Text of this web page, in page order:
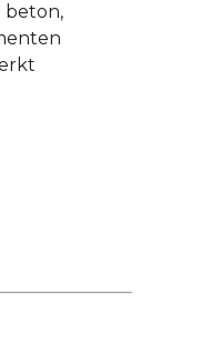
beton,